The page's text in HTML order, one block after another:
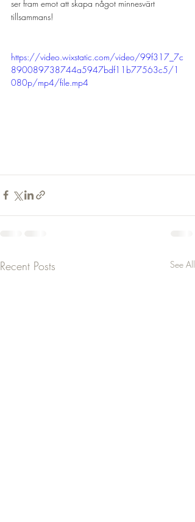
ser fram emot att skapa något minnesvärt
tillsammans!
https://video.wixstatic.com/video/99f317_7c
890089738744a5947bdf11b77563c5/1
080p/mp4/file.mp4
Recent Posts See All